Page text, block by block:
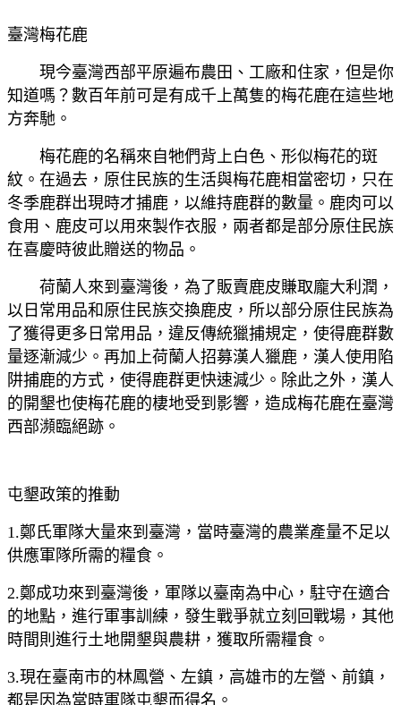
臺灣梅花鹿
現今臺灣西部平原遍布農田、工廠和住家，但是你
知道嗎？數百年前可是有成千上萬隻的梅花鹿在這些地
方奔馳。
梅花鹿的名稱來自牠們背上白色、形似梅花的斑
紋。在過去，原住民族的生活與梅花鹿相當密切，只在
冬季鹿群出現時才捕鹿，以維持鹿群的數量。鹿肉可以
食用、鹿皮可以用來製作衣服，兩者都是部分原住民族
在喜慶時彼此贈送的物品。
荷蘭人來到臺灣後，為了販賣鹿皮賺取龐大利潤，
以日常用品和原住民族交換鹿皮，所以部分原住民族為
了獲得更多日常用品，違反傳統獵捕規定，使得鹿群數
量逐漸減少。再加上荷蘭人招募漢人獵鹿，漢人使用陷
阱捕鹿的方式，使得鹿群更快速減少。除此之外，漢人
的開墾也使梅花鹿的棲地受到影響，造成梅花鹿在臺灣
西部瀕臨絕跡。
屯墾政策的推動
1.鄭氏軍隊大量來到臺灣，當時臺灣的農業產量不足以
供應軍隊所需的糧食。
2.鄭成功來到臺灣後，軍隊以臺南為中心，駐守在適合
的地點，進行軍事訓練，發生戰爭就立刻回戰場，其他
時間則進行土地開墾與農耕，獲取所需糧食。
3.現在臺南市的林鳳營、左鎮，高雄市的左營、前鎮，
都是因為當時軍隊屯墾而得名。